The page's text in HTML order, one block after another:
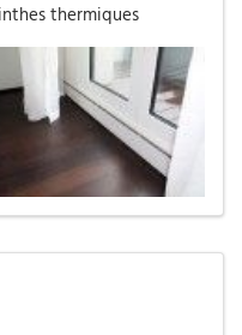
thermiques